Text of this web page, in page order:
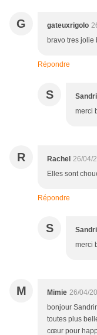
G gateuxrigolo
bravo tres jolie
Répondre
S
merci
R Rachel 26/04/
Elles sont
Répondre
S
merci
M Mimie 26/04/
bonjour
toutes plus
cœur pour